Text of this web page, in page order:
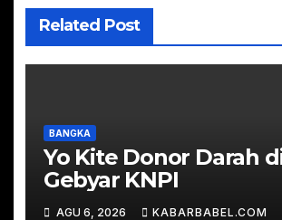
Related Post
BANGKA
Yo Kite Donor Darah
Gebyar KNPI
AGU 6, 2026 KABARBABEL.COM